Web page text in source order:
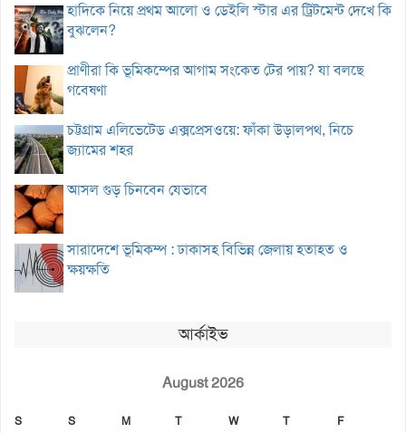
হাদিকে নিয়ে প্রথম আলো ও ডেইলি স্টার এর ট্রিটমেন্ট দেখে কি
বুঝলেন?
প্রাণীরা কি ভূমিকম্পের আগাম সংকেত টের পায়? যা বলছে
গবেষণা
চট্টগ্রাম এলিভেটেড এক্সপ্রেসওয়ে: ফাঁকা উড়ালপথ, নিচে
জ্যামের শহর
আসল গুড় চিনবেন যেভাবে
সারাদেশে ভূমিকম্প : ঢাকাসহ বিভিন্ন জেলায় হতাহত ও
ক্ষয়ক্ষতি
আর্কাইভ
August 2026
S S M T W T F